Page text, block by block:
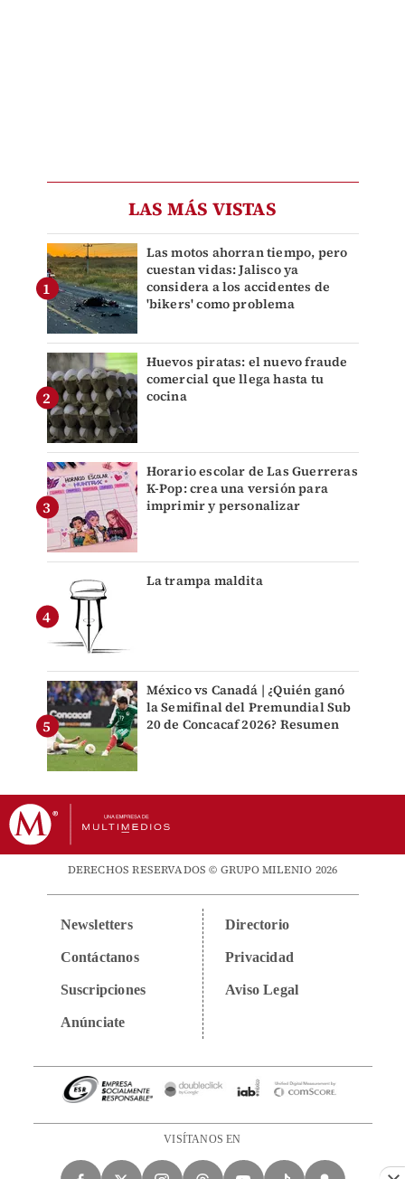
LAS MÁS VISTAS
Las motos ahorran tiempo, pero
cuestan vidas: Jalisco ya
considera a los accidentes de
'bikers' como problema
Huevos piratas: el nuevo fraude
comercial que llega hasta tu
cocina
Horario escolar de Las Guerreras
K-Pop: crea una versión para
imprimir y personalizar
La trampa maldita
México vs Canadá | ¿Quién ganó
la Semifinal del Premundial Sub
20 de Concacaf 2026? Resumen
DERECHOS RESERVADOS © GRUPO MILENIO 2026
Newsletters
Contáctanos
Suscripciones
Anúnciate
Directorio
Privacidad
Aviso Legal
VISÍTANOS EN